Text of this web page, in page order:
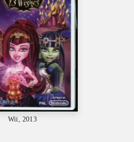
Wii, 2013